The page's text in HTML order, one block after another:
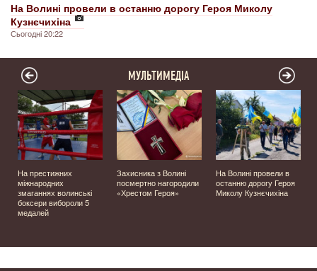
На Волині провели в останню дорогу Героя Миколу
Кузнєчихіна
Сьогодні 20:22
МУЛЬТИМЕДІА
На престижних
міжнародних
змаганнях волинські
боксери вибороли 5
медалей
Захисника з Волині
посмертно нагородили
«Хрестом Героя»
На Волині провели в
останню дорогу Героя
Миколу Кузнєчихіна